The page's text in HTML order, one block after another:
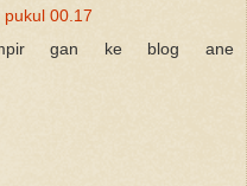
00.17
gan ke blog ane